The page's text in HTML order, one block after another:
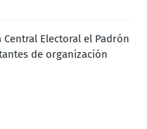
Central Electoral el Padrón
de organización